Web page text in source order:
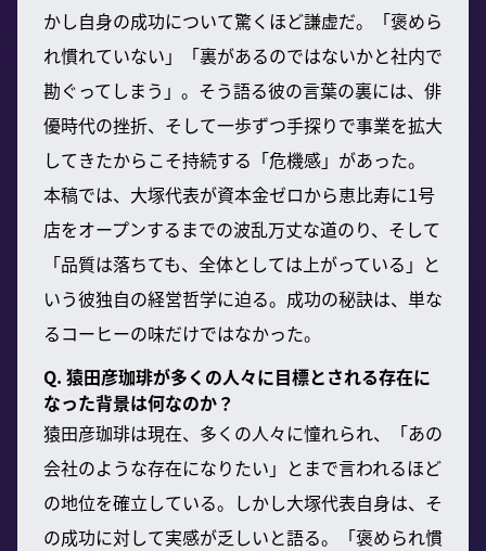
かし自身の成功について驚くほど謙虚だ。「褒めら
れ慣れていない」「裏があるのではないかと社内で
勘ぐってしまう」。そう語る彼の言葉の裏には、俳
優時代の挫折、そして一歩ずつ手探りで事業を拡大
してきたからこそ持続する「危機感」があった。
本稿では、大塚代表が資本金ゼロから恵比寿に1号
店をオープンするまでの波乱万丈な道のり、そして
「品質は落ちても、全体としては上がっている」と
いう彼独自の経営哲学に迫る。成功の秘訣は、単な
るコーヒーの味だけではなかった。
Q. 猿田彦珈琲が多くの人々に目標とされる存在に
なった背景は何なのか？
猿田彦珈琲は現在、多くの人々に憧れられ、「あの
会社のような存在になりたい」とまで言われるほど
の地位を確立している。しかし大塚代表自身は、そ
の成功に対して実感が乏しいと語る。「褒められ慣